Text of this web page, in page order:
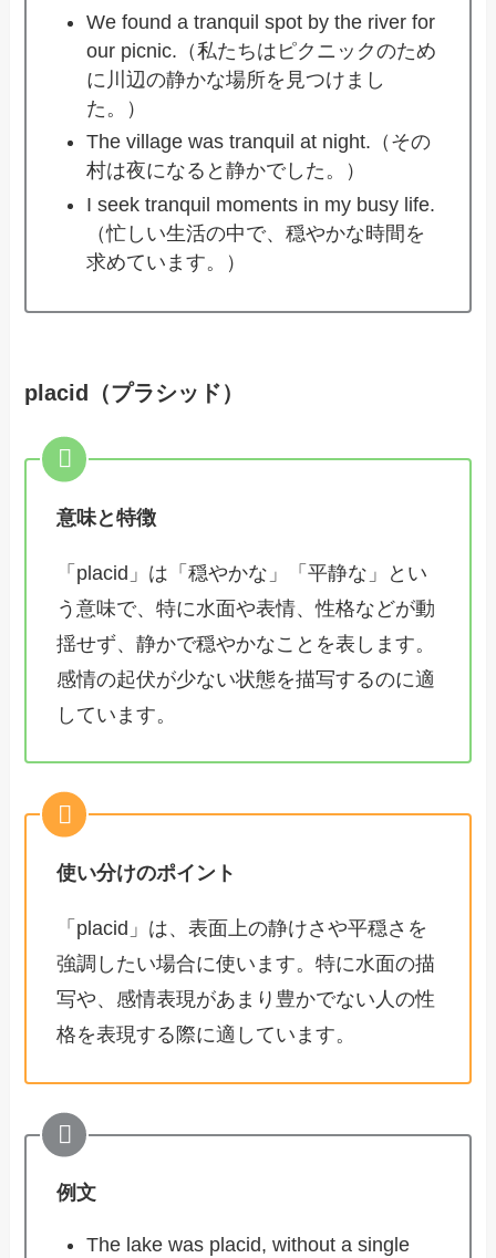
We found a tranquil spot by the river for
our picnic.（私たちはピクニックのため
に川辺の静かな場所を見つけまし
た。）
The village was tranquil at night.（その
村は夜になると静かでした。）
I seek tranquil moments in my busy life.
（忙しい生活の中で、穏やかな時間を
求めています。）
placid（プラシッド）
意味と特徴
「placid」は「穏やかな」「平静な」とい
う意味で、特に水面や表情、性格などが動
揺せず、静かで穏やかなことを表します。
感情の起伏が少ない状態を描写するのに適
しています。
使い分けのポイント
「placid」は、表面上の静けさや平穏さを
強調したい場合に使います。特に水面の描
写や、感情表現があまり豊かでない人の性
格を表現する際に適しています。
例文
The lake was placid, without a single